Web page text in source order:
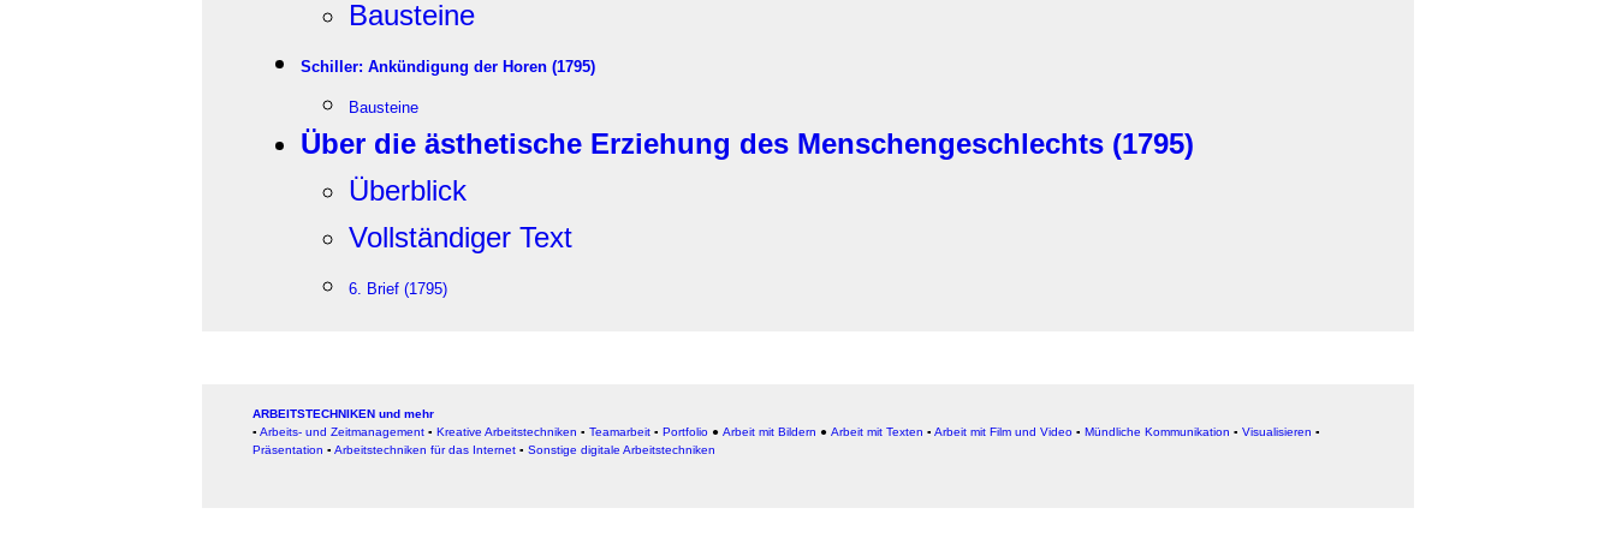
Bausteine
Schiller: Ankündigung der Horen (1795)
Bausteine
Über die ästhetische Erziehung des Menschengeschlechts (1795)
Überblick
Vollständiger Text
6. Brief (1795)
ARBEITSTECHNIKEN und mehr
▪ Arbeits- und Zeitmanagement ▪ Kreative Arbeitstechniken ▪ Teamarbeit ▪ Portfolio ● Arbeit mit Bildern ● Arbeit mit Texten ▪ Arbeit mit Film und Video ▪ Mündliche Kommunikation ▪ Visualisieren ▪
Präsentation ▪ Arbeitstechniken für das Internet ▪ Sonstige digitale Arbeitstechniken